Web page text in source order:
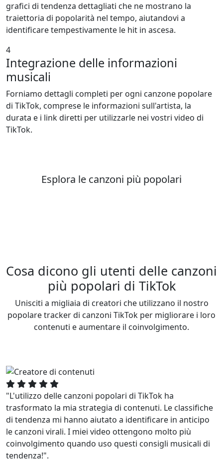
grafici di tendenza dettagliati che ne mostrano la
traiettoria di popolarità nel tempo, aiutandovi a
identificare tempestivamente le hit in ascesa.
4
Integrazione delle informazioni
musicali
Forniamo dettagli completi per ogni canzone popolare
di TikTok, comprese le informazioni sull'artista, la
durata e i link diretti per utilizzarle nei vostri video di
TikTok.
Esplora le canzoni più popolari
Cosa dicono gli utenti delle canzoni
più popolari di TikTok
Unisciti a migliaia di creatori che utilizzano il nostro
popolare tracker di canzoni TikTok per migliorare i loro
contenuti e aumentare il coinvolgimento.
"L'utilizzo delle canzoni popolari di TikTok ha
trasformato la mia strategia di contenuti. Le classifiche
di tendenza mi hanno aiutato a identificare in anticipo
le canzoni virali. I miei video ottengono molto più
coinvolgimento quando uso questi consigli musicali di
tendenza!".